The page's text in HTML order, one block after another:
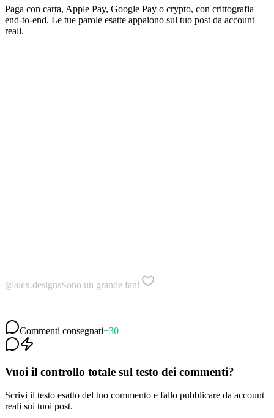
end-to-end. Le tue parole esatte appaiono sul tuo post da account
reali.
@travel.vibesAdoro il tuo lavoro
reali sui tuoi post.